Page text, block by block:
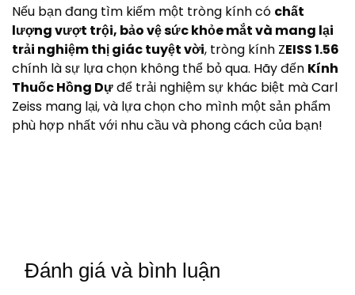
Nếu bạn đang tìm kiếm một tròng kính có chất
lượng vượt trội, bảo vệ sức khỏe mắt và mang lại
trải nghiệm thị giác tuyệt vời, tròng kính ZEISS 1.56
chính là sự lựa chọn không thể bỏ qua. Hãy đến Kính
Thuốc Hồng Dựđể trải nghiệm sự khác biệt mà Carl
Zeiss mang lại, và lựa chọn cho mình một sản phẩm
phù hợp nhất với nhu cầu và phong cách của bạn!
Đánh giá và bình luận